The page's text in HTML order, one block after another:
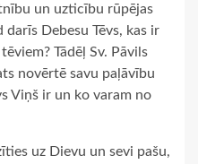
un uzticību rūpējas
Debesu Tēvs, kas ir
Tādēļ Sv. Pāvils
novērtē savu paļāvību
Viņš ir un ko varam no
uz Dievu un sevi pašu,